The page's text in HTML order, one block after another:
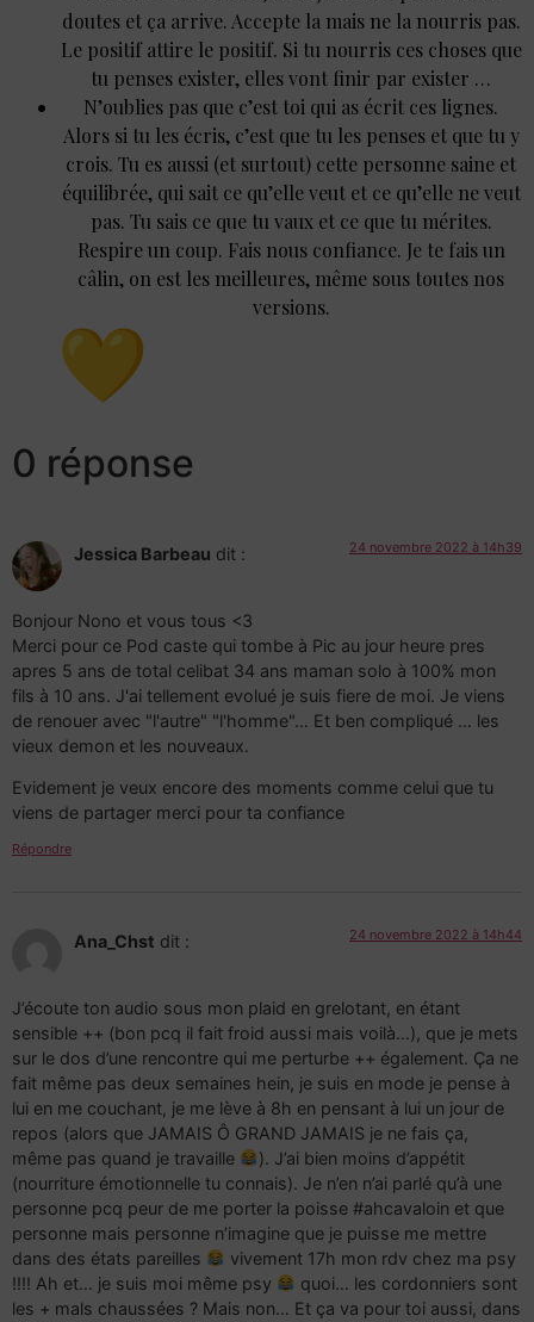
doutes et ça arrive. Accepte la mais ne la nourris pas.
Le positif attire le positif. Si tu nourris ces choses que
tu penses exister, elles vont finir par exister …
N’oublies pas que c’est toi qui as écrit ces lignes.
Alors si tu les écris, c’est que tu les penses et que tu y
crois. Tu es aussi (et surtout) cette personne saine et
équilibrée, qui sait ce qu’elle veut et ce qu’elle ne veut
pas. Tu sais ce que tu vaux et ce que tu mérites.
Respire un coup. Fais nous confiance. Je te fais un
câlin, on est les meilleures, même sous toutes nos
versions.
0 réponse
Jessica Barbeau dit : 24 novembre 2022 à 14h39
Bonjour Nono et vous tous <3
Merci pour ce Pod caste qui tombe à Pic au jour heure pres
apres 5 ans de total celibat 34 ans maman solo à 100% mon
fils à 10 ans. J'ai tellement evolué je suis fiere de moi. Je viens
de renouer avec "l'autre" "l'homme"… Et ben compliqué … les
vieux demon et les nouveaux.
Evidement je veux encore des moments comme celui que tu
viens de partager merci pour ta confiance
Répondre
Ana_Chst dit : 24 novembre 2022 à 14h44
J’écoute ton audio sous mon plaid en grelotant, en étant
sensible ++ (bon pcq il fait froid aussi mais voilà…), que je mets
sur le dos d’une rencontre qui me perturbe ++ également. Ça ne
fait même pas deux semaines hein, je suis en mode je pense à
lui en me couchant, je me lève à 8h en pensant à lui un jour de
repos (alors que JAMAIS Ô GRAND JAMAIS je ne fais ça,
même pas quand je travaille
). J’ai bien moins d’appétit
(nourriture émotionnelle tu connais). Je n’en n’ai parlé qu’à une
personne pcq peur de me porter la poisse #ahcavaloin et que
personne mais personne n’imagine que je puisse me mettre
dans des états pareilles
vivement 17h mon rdv chez ma psy
!!!! Ah et… je suis moi même psy
quoi… les cordonniers sont
les + mals chaussées ? Mais non… Et ça va pour toi aussi, dans